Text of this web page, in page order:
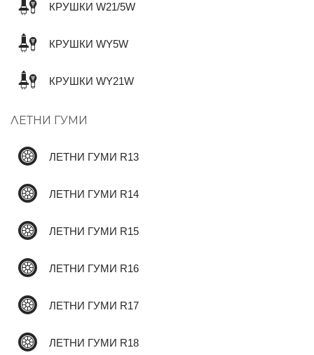
КРУШКИ W21/5W
КРУШКИ WY5W
КРУШКИ WY21W
ЛЕТНИ ГУМИ
ЛЕТНИ ГУМИ R13
ЛЕТНИ ГУМИ R14
ЛЕТНИ ГУМИ R15
ЛЕТНИ ГУМИ R16
ЛЕТНИ ГУМИ R17
ЛЕТНИ ГУМИ R18